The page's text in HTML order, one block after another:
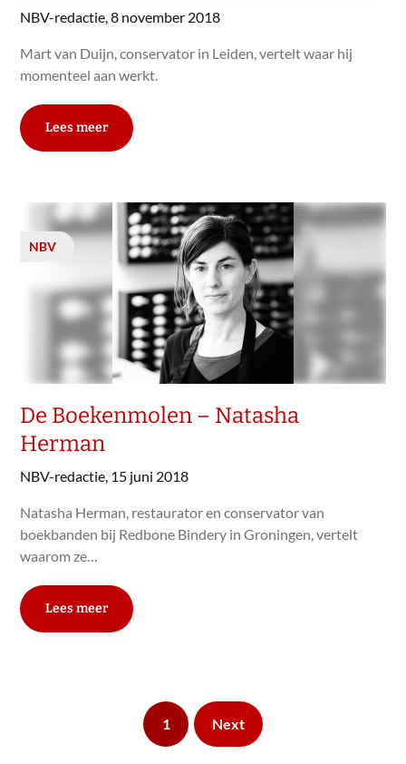
NBV-redactie,8 november 2018
Mart van Duijn, conservator in Leiden, vertelt waar hij
momenteel aan werkt.
Lees meer
NBV
De Boekenmolen – Natasha
Herman
NBV-redactie, 15 juni 2018
Natasha Herman, restaurator en conservator van
boekbanden bij Redbone Bindery in Groningen, vertelt
waarom ze…
Lees meer
1 Next